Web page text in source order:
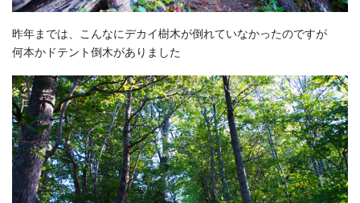
昨年までは、こんなにデカイ樹木が倒れていなかったのですが
何本かドテント倒木がありました